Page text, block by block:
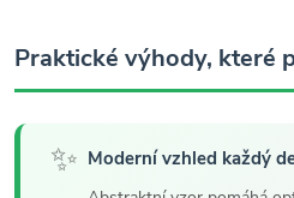
Praktické výhody, které
✨ Moderní vzhled každý